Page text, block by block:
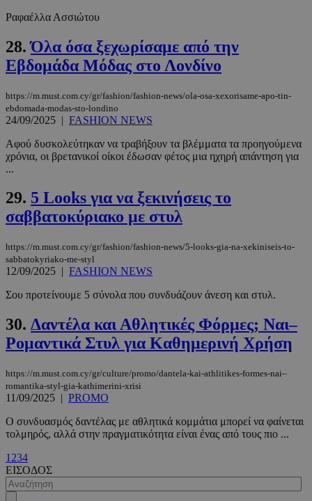
Ραφαέλλα Ασσιώτου
28.Όλα όσα ξεχωρίσαμε από την
Εβδομάδα Μόδας στο Λονδίνο
https://m.must.com.cy/gr/fashion/fashion-news/ola-osa-xexorisame-apo-tin-
ebdomada-modas-sto-londino
24/09/2025 | FASHION NEWS
Αφού δυσκολεύτηκαν να τραβήξουν τα βλέμματα τα προηγούμενα
χρόνια, οι βρετανικοί οίκοι έδωσαν φέτος μια ηχηρή απάντηση για
...
29. 5 Looks για να ξεκινήσεις το
σαββατοκύριακο με στυλ
https://m.must.com.cy/gr/fashion/fashion-news/5-looks-gia-na-xekiniseis-to-
sabbatokyriako-me-styl
12/09/2025 | FASHION NEWS
Σου προτείνουμε 5 σύνολα που συνδυάζουν άνεση και στυλ.
30. Δαντέλα και Αθλητικές Φόρμες; Ναι–
Ρομαντικά Στυλ για Καθημερινή Χρήση
https://m.must.com.cy/gr/culture/promo/dantela-kai-athlitikes-formes-nai–
romantika-styl-gia-kathimerini-xrisi
11/09/2025 | PROMO
Ο συνδυασμός δαντέλας με αθλητικά κομμάτια μπορεί να φαίνεται
τολμηρός, αλλά στην πραγματικότητα είναι ένας από τους πιο ...
1 234
ΕΙΣΟΔΟΣ